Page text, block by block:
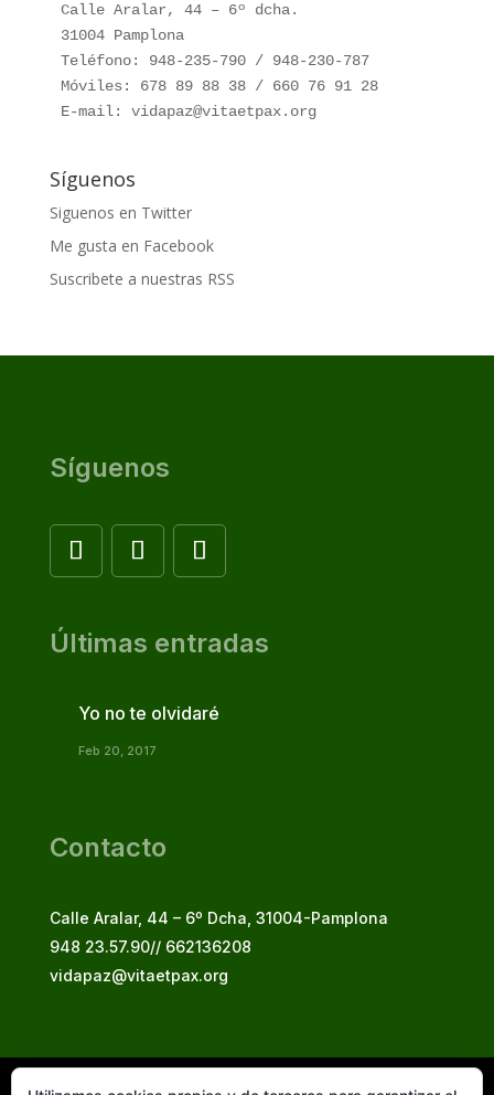
Calle Aralar, 44 – 6º dcha.
31004 Pamplona
Teléfono: 948-235-790 / 948-230-787
Móviles: 678 89 88 38 / 660 76 91 28
E-mail: vidapaz@vitaetpax.org
Síguenos
Siguenos en Twitter
Me gusta en Facebook
Suscribete a nuestras RSS
Síguenos
Últimas entradas
Yo no te olvidaré
Feb 20, 2017
Contacto
Calle Aralar, 44 – 6º Dcha, 31004-Pamplona
948 23.57.90// 662136208
vidapaz@vitaetpax.org